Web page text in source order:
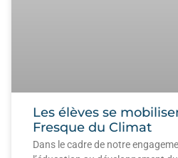
Les élèves se
Fresque du Climat
Dans le cadre de notre